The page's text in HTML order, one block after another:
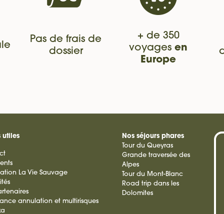
Pas de frais de
dossier
+ de 350
voyages en
Europe
utiles
La Vie Sauvage
annulation et multirisques
Nos séjours phares
Tour du Queyras
Grande traversée des
Alpes
Tour du Mont-Blanc
Road trip dans les
Dolomites